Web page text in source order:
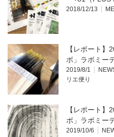
2018/12/13
【レポート】
ボ」ラボミー
2019/8/1
リエ便り
【レポート】
ボ」ラボミー
2019/10/6